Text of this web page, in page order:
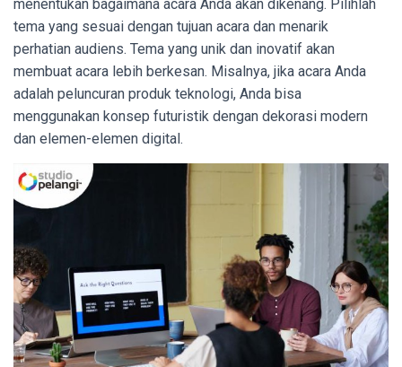
menentukan bagaimana acara Anda akan dikenang. Pilihlah
tema yang sesuai dengan tujuan acara dan menarik
perhatian audiens. Tema yang unik dan inovatif akan
membuat acara lebih berkesan. Misalnya, jika acara Anda
adalah peluncuran produk teknologi, Anda bisa
menggunakan konsep futuristik dengan dekorasi modern
dan elemen-elemen digital.